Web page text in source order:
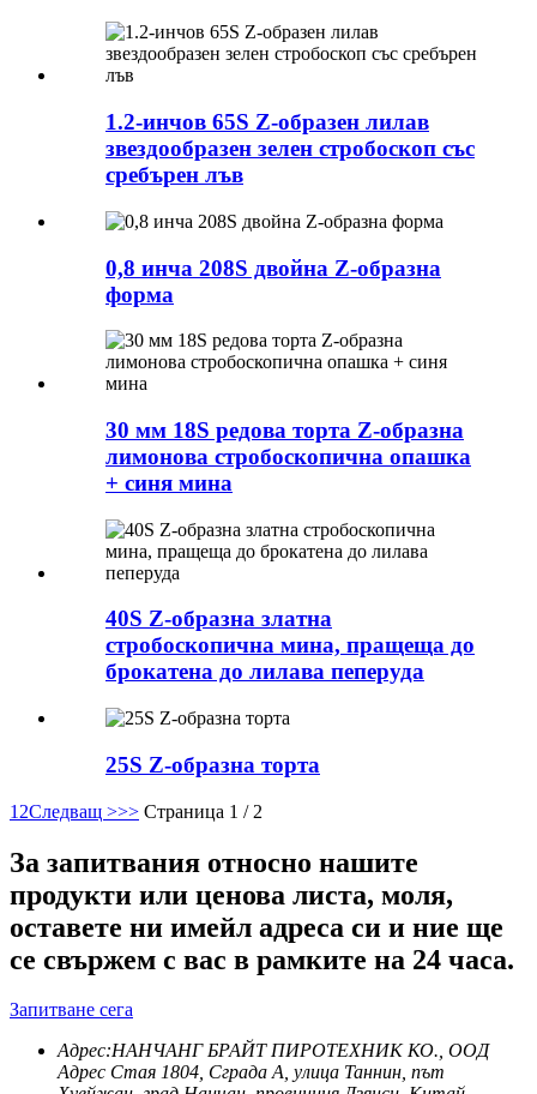
1.2-инчов 65S Z-образен лилав
звездообразен зелен стробоскоп със
сребърен лъв
0,8 инча 208S двойна Z-образна
форма
30 мм 18S редова торта Z-образна
лимонова стробоскопична опашка
+ синя мина
40S Z-образна златна
стробоскопична мина, пращеща до
брокатена до лилава пеперуда
25S Z-образна торта
1 2Следващ >>> Страница 1 / 2
За запитвания относно нашите
продукти или ценова листа, моля,
оставете ни имейл адреса си и ние ще
се свържем с вас в рамките на 24 часа.
Запитване сега
Адрес:НАНЧАНГ БРАЙТ ПИРОТЕХНИК КО., ООД
Адрес Стая 1804, Сграда A, улица Таннин, път